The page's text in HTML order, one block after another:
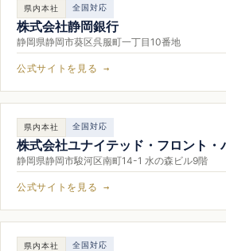
県内本社 全国対応
株式会社静岡銀行
静岡県静岡市葵区呉服町一丁目10番地
公式サイトを見る →
県内本社 全国対応
株式会社ユナイテッド・フロント・
静岡県静岡市駿河区南町14-1 水の森ビル9階
公式サイトを見る →
県内本社 全国対応